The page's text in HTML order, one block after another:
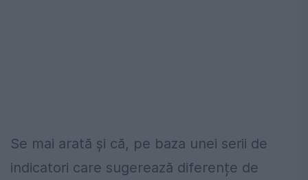
Se mai arată și că, pe baza unei serii de
indicatori care sugerează diferențe de